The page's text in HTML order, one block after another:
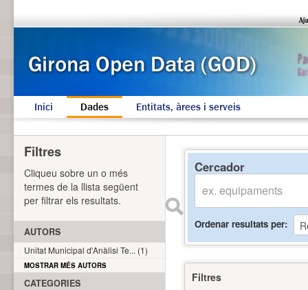
Inici Dades Entitats, àrees i serveis
Cercador
Ordenar resultats per
Filtres
Filtres
Cliqueu sobre un o més
termes de la llista següent
per filtrar els resultats.
AUTORS
Unitat Municipal d'Anàlisi Te... (1)
MOSTRAR MÉS AUTORS
CATEGORIES